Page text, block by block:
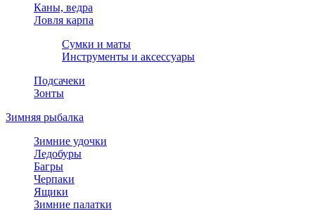
Каны, ведра
Ловля карпа
Сумки и маты
Инструменты и аксессуары
Подсачеки
Зонты
Зимняя рыбалка
Зимние удочки
Ледобуры
Багры
Черпаки
Ящики
Зимние палатки